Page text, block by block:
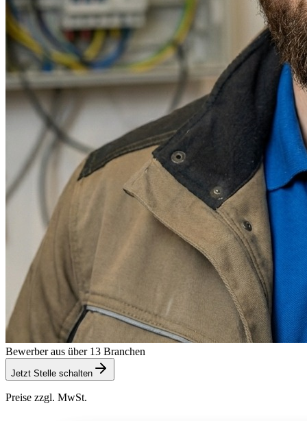
Bewerber aus über 13 Branchen
Jetzt Stelle schalten
Preise zzgl. MwSt.